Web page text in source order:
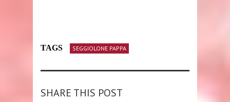
TAGS SEGGIOLONE PAPPA
SHARE THIS POST